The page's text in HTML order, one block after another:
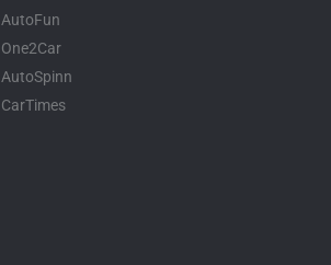
AutoFun
One2Car
AutoSpinn
CarTimes